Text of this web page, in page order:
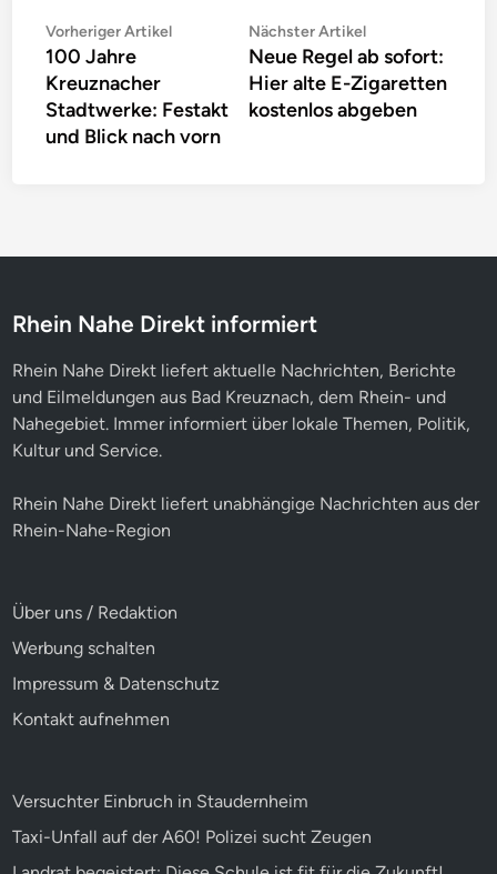
Beitragsnavigation
Vorheriger ArtikelVorheriger
100 Jahre
Kreuznacher
Stadtwerke: Festakt
und Blick nach vorn
Nächster ArtikelNächster
Artikel:
Neue Regel ab sofort:
Hier alte E-Zigaretten
kostenlos abgeben
Rhein Nahe Direkt informiert
Rhein Nahe Direkt liefert aktuelle Nachrichten, Berichte
und Eilmeldungen aus Bad Kreuznach, dem Rhein- und
Nahegebiet. Immer informiert über lokale Themen, Politik,
Kultur und Service.
Rhein Nahe Direkt liefert unabhängige Nachrichten aus der
Rhein-Nahe-Region
Über uns / Redaktion
Werbung schalten
Impressum & Datenschutz
Kontakt aufnehmen
Versuchter Einbruch in Staudernheim
Taxi-Unfall auf der A60! Polizei sucht Zeugen